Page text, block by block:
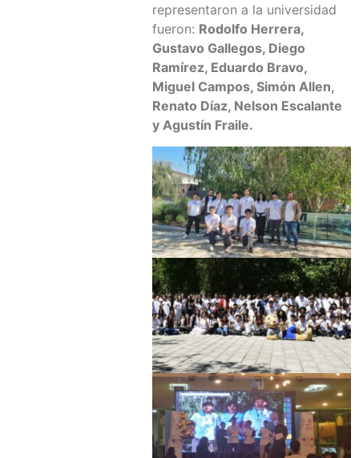
representaron a la universidad
fueron: Rodolfo Herrera,
Gustavo Gallegos, Diego
Ramírez, Eduardo Bravo,
Miguel Campos, Simón Allen,
Renato Díaz, Nelson Escalante
y Agustín Fraile.